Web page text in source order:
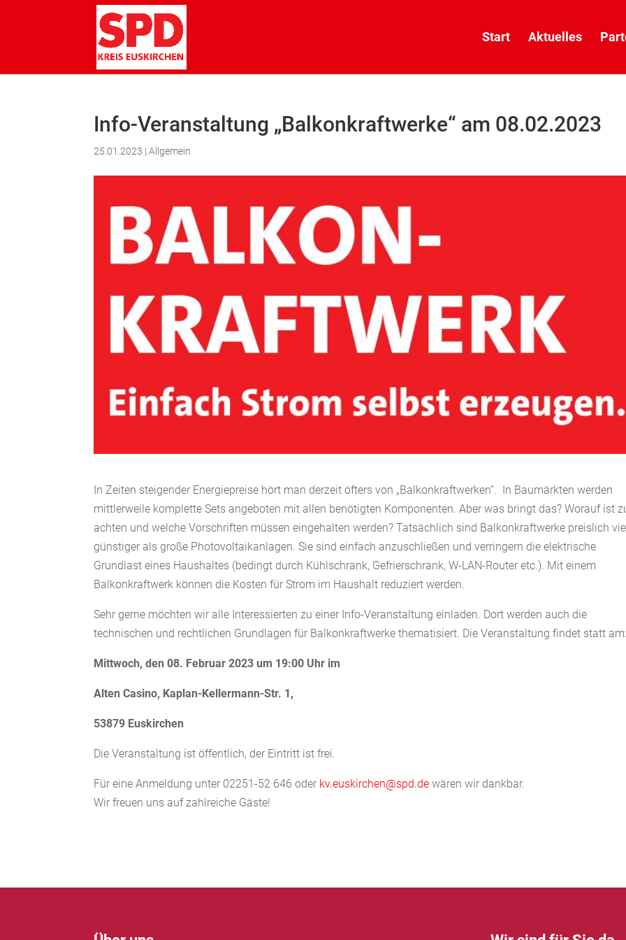
Start Aktuelles
Info-Veranstaltung „Balkonkraftwerke“ am 08.02.2023
25.01.2023 |Allgemein
In Zeiten steigender Energiepreise hört man derzeit öfters von „Balkonkraftwerken“. In Baumärkten werden
mittlerweile komplette Sets angeboten mit allen benötigten Komponenten. Aber was bringt das? Worauf ist
achten und welche Vorschriften müssen eingehalten werden? Tatsächlich sind Balkonkraftwerke preislich
günstiger als große Photovoltaikanlagen. Sie sind einfach anzuschließen und verringern die elektrische
Grundlast eines Haushaltes (bedingt durch Kühlschrank, Gefrierschrank, W-LAN-Router etc.). Mit einem
Balkonkraftwerk können die Kosten für Strom im Haushalt reduziert werden.
Sehr gerne möchten wir alle Interessierten zu einer Info-Veranstaltung einladen. Dort werden auch die
technischen und rechtlichen Grundlagen für Balkonkraftwerke thematisiert. Die Veranstaltung findet statt
Mittwoch, den 08. Februar 2023 um 19:00 Uhr im
Alten Casino, Kaplan-Kellermann-Str. 1,
53879 Euskirchen
Die Veranstaltung ist öffentlich, der Eintritt ist frei.
Für eine Anmeldung unter 02251-52 646 oder kv.euskirchen@spd.de wären wir dankbar.
Wir freuen uns auf zahlreiche Gäste!